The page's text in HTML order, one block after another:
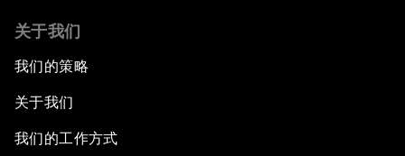
关于我们
我们的策略
关于我们
我们的工作方式